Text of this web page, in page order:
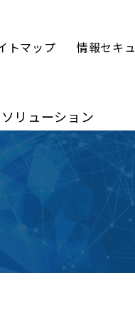
トマップ 情報セキ
ソリューション